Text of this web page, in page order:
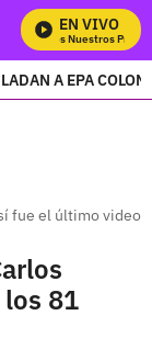
EN VIVO
Mira Todos Nuestros
A EPA
fue el último video
81